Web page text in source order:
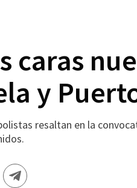
caras
y
resaltan en la